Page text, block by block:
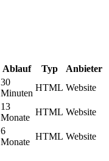
Ablauf Typ
Anbieter
30
Minuten
HTML Website
13
Monate
HTML Website
6
Monate
HTML Website